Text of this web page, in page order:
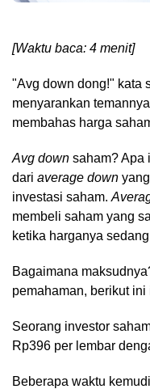
[Waktu baca: 4 menit]
"Avg down dong!" kata
menyarankan
membahas harga
Avg down saham? Apa
dari average down
investasi saham.
membeli saham yang
ketika harganya
Bagaimana
pemahaman, berikut ini
Seorang investor
Rp396 per lembar
Beberapa waktu